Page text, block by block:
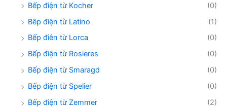
Bếp điện từ Kocher
(0)
Bêp điện từ Latino
(1)
Bếp điên từ Lorca
(0)
Bếp điện từ Rosieres
(0)
Bếp điện từ Smaragd
(0)
Bếp điện từ Spelier
(0)
Bếp điện từ Zemmer
(2)